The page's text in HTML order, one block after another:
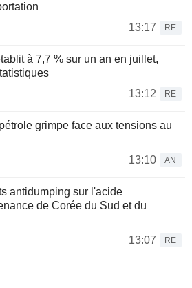
13:17
RE
à 7,7 % sur un an en juillet,
13:12
RE
grimpe face aux tensions au
13:10
AN
antidumping sur l'acide
de Corée du Sud et du
13:07
RE